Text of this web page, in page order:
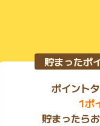
貯まったポ
ポイント
1ポ
貯まったら